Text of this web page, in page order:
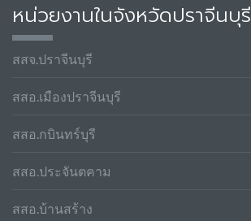
หน่วยงานในจังหวัดปราจีนบุรี
สสจ.ปราจีนบุรี
สสอ.เมืองปราจีนบุรี
สสอ.กบินทร์บุรี
สสอ.ประจันตคาม
สสอ.บ้านสร้าง